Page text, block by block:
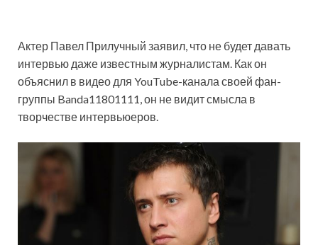
Актер Павел Прилучный заявил, что не будет давать
интервью даже известным журналистам. Как он
объяснил в видео для YouTube-канала своей фан-
группы Banda11801111, он не видит смысла в
творчестве интервьюеров.